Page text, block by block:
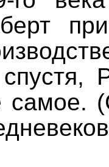
самое.